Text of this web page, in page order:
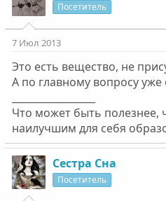
Посетитель
7 Июл 2013
Это есть вещество, не
А по главному вопросу
Что может быть полезнее,
наилучшим для себя
Сестра Сна
Посетитель